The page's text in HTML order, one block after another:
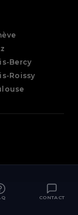
Bercy
Roissy
CONTACT